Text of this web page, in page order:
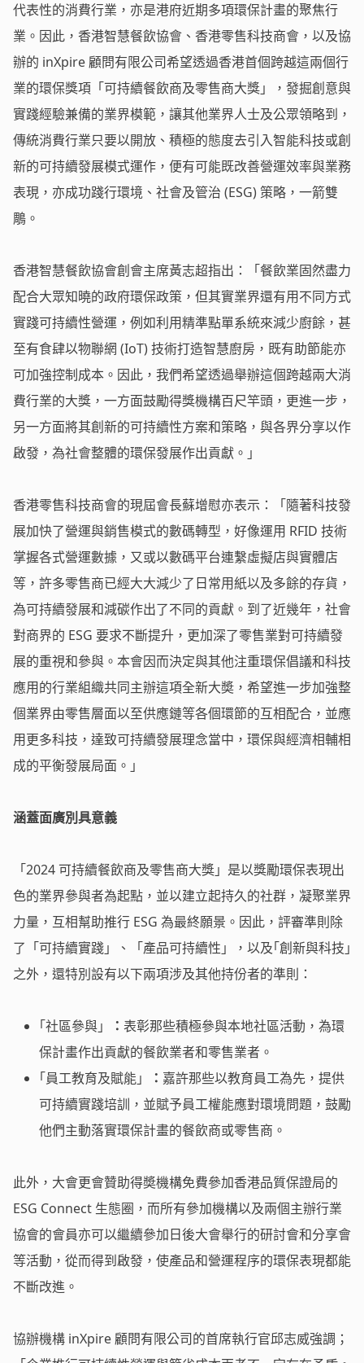
代表性的消費行業，亦是港府近期多項環保計畫的聚焦行
業。因此，香港智慧餐飲協會、香港零售科技商會，以及協
辦的 inXpire 顧問有限公司希望透過香港首個跨越這兩個行
業的環保獎項「可持續餐飲商及零售商大獎」，發掘創意與
實踐經驗兼備的業界模範，讓其他業界人士及公眾領略到，
傳統消費行業只要以開放、積極的態度去引入智能科技或創
新的可持續發展模式運作，便有可能既改善營運效率與業務
表現，亦成功踐行環境、社會及管治 (ESG) 策略，一箭雙
鵰。
香港智慧餐飲協會創會主席黃志超指出：「餐飲業固然盡力
配合大眾知曉的政府環保政策，但其實業界還有用不同方式
實踐可持續性營運，例如利用精準點單系統來減少廚餘，甚
至有食肆以物聯網 (IoT) 技術打造智慧廚房，既有助節能亦
可加強控制成本。因此，我們希望透過舉辦這個跨越兩大消
費行業的大獎，一方面鼓勵得獎機構百尺竿頭，更進一步，
另一方面將其創新的可持續性方案和策略，與各界分享以作
啟發，為社會整體的環保發展作出貢獻。」
香港零售科技商會的現屆會長蘇增慰亦表示：「隨著科技發
展加快了營運與銷售模式的數碼轉型，好像運用 RFID 技術
掌握各式營運數據，又或以數碼平台連繫虛擬店與實體店
等，許多零售商已經大大減少了日常用紙以及多餘的存貨，
為可持續發展和減碳作出了不同的貢獻。到了近幾年，社會
對商界的 ESG 要求不斷提升，更加深了零售業對可持續發
展的重視和參與。本會因而決定與其他注重環保倡議和科技
應用的行業組織共同主辦這項全新大奬，希望進一步加強整
個業界由零售層面以至供應鏈等各個環節的互相配合，並應
用更多科技，達致可持續發展理念當中，環保與經濟相輔相
成的平衡發展局面。」
涵蓋面廣別具意義
「2024 可持續餐飲商及零售商大獎」是以獎勵環保表現出
色的業界參與者為起點，並以建立起持久的社群，凝聚業界
力量，互相幫助推行 ESG 為最終願景。因此，評審準則除
了「可持續實踐」、「產品可持續性」，以及｢創新與科技｣
之外，還特別設有以下兩項涉及其他持份者的準則：
｢社區參與」 ： 表彰那些積極參與本地社區活動，為環
保計畫作出貢獻的餐飲業者和零售業者。
｢員工教育及賦能」
： 嘉許那些以教育員工為先，提供
可持續實踐培訓，並賦予員工權能應對環境問題，鼓勵
他們主動落實環保計畫的餐飲商或零售商。
此外，大會更會贊助得奬機構免費參加香港品質保證局的
ESG Connect 生態圈，而所有參加機構以及兩個主辦行業
協會的會員亦可以繼續參加日後大會舉行的研討會和分享會
等活動，從而得到啟發，使產品和營運程序的環保表現都能
不斷改進。
協辦機構 inXpire 顧問有限公司的首席執行官邱志威強調；